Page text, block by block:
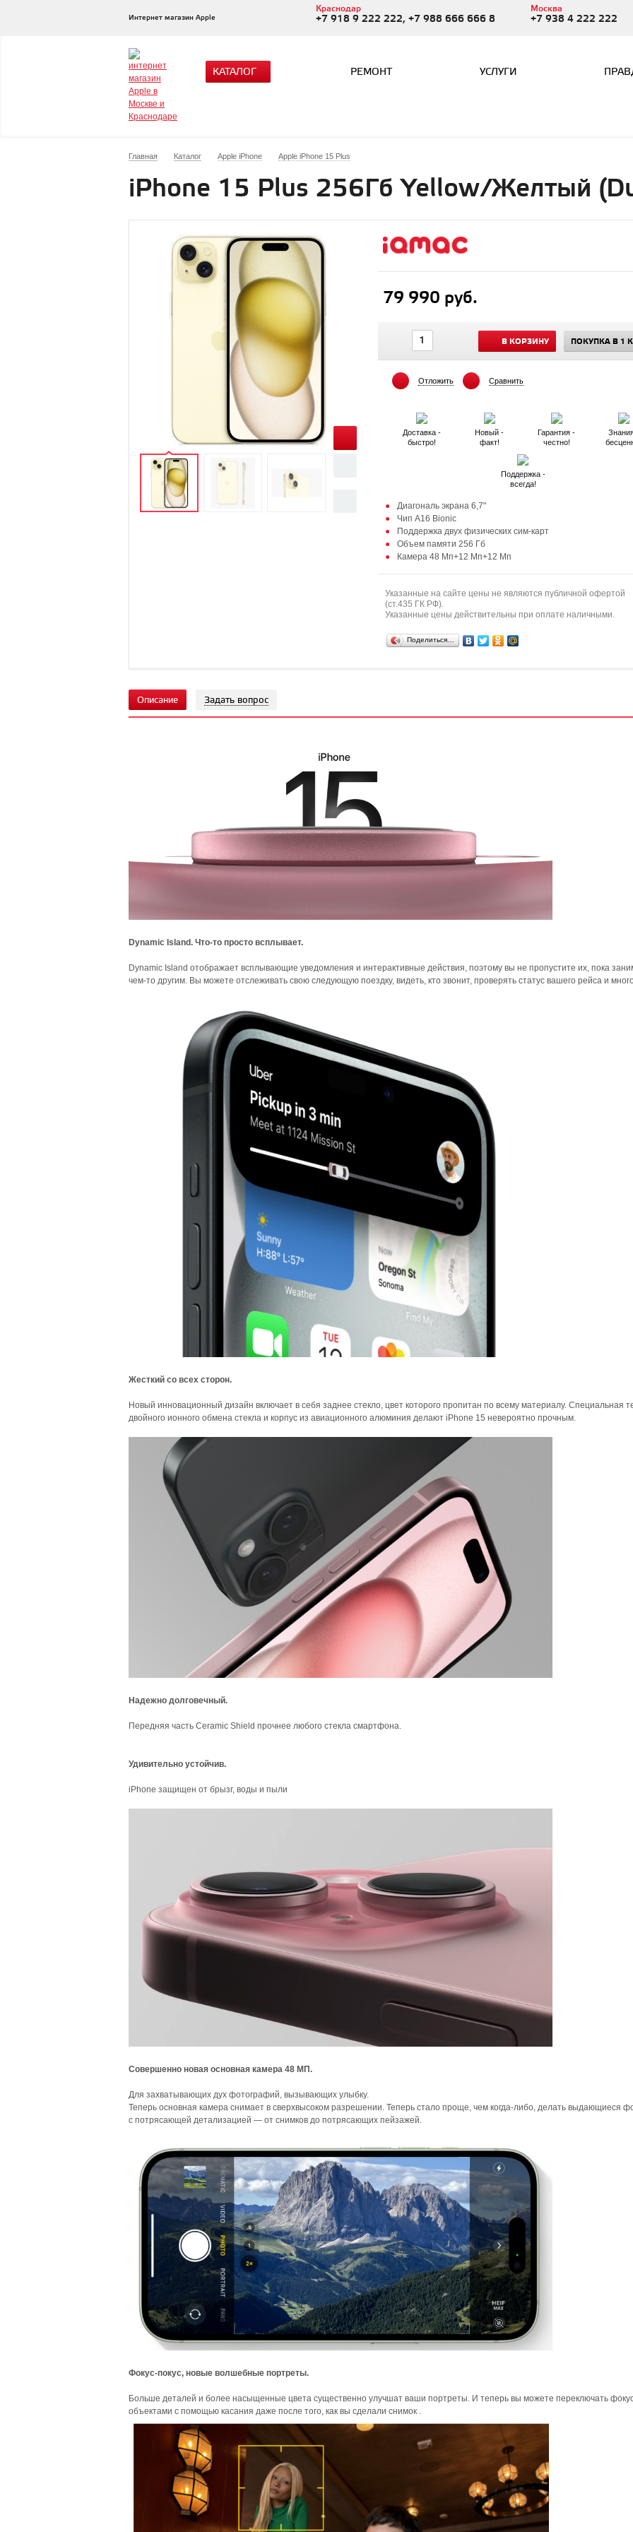
Интернет магазин Apple
Краснодар
+7 918 9 222 222, +7 988 666 666 8
Москва
+7 938 4 222 222
КАТАЛОГ РЕМОНТ УСЛУГИ
Главная Каталог Apple iPhone Apple iPhone 15 Plus
iPhone 15 Plus 256Гб Yellow/Желтый
79 990 руб.
В КОРЗИНУ ПОКУПКА В 1
Отложить Сравнить
Доставка -
быстро!
Новый -
факт!
Гарантия -
честно!
Поддержка -
всегда!
Диагональ экрана 6,7"
Чип A16 Bionic
Поддержка двух физических сим-карт
Объем памяти 256 Гб
Камера 48 Мп+12 Мп+12 Мп
Указанные на сайте цены не являются публичной офертой
(ст.435 ГК РФ).
Указанные цены действительны при оплате наличными.
Поделиться…
Описание Задать вопрос
Dynamic Island. Что-то просто всплывает.
Dynamic Island отображает всплывающие уведомления и интерактивные действия, поэтому вы не пропустите их, пока
чем-то другим. Вы можете отслеживать свою следующую поездку, видеть, кто звонит, проверять статус вашего рейса и
Жесткий со всех сторон.
Новый инновационный дизайн включает в себя заднее стекло, цвет которого пропитан по всему материалу. Специальная
двойного ионного обмена стекла и корпус из авиационного алюминия делают iPhone 15 невероятно прочным.
Надежно долговечный.
Передняя часть Ceramic Shield прочнее любого стекла смартфона.
Удивительно устойчив.
iPhone защищен от брызг, воды и пыли
Совершенно новая основная камера 48 МП.
Для захватывающих дух фотографий, вызывающих улыбку.
Теперь основная камера снимает в сверхвысоком разрешении. Теперь стало проще, чем когда-либо, делать выдающиеся
с потрясающей детализацией — от снимков до потрясающих пейзажей.
Фокус-покус, новые волшебные портреты.
Больше деталей и более насыщенные цвета существенно улучшат ваши портреты. И теперь вы можете переключать
объектами с помощью касания даже после того, как вы сделали снимок .